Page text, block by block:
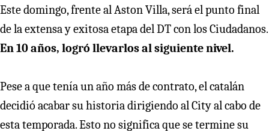
Este domingo, frente al Aston Villa, será el punto final
de la extensa y exitosa etapa del DT con los Ciudadanos.
En 10 años, logró llevarlos al siguiente nivel.
Pese a que tenía un año más de contrato, el catalán
decidió acabar su historia dirigiendo al City al cabo de
esta temporada. Esto no significa que se termine su